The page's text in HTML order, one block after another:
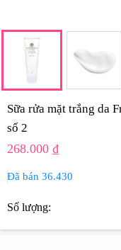
Sữa rửa mặt trắng da
số 2
268.000 ₫
Đã bán 36.430
Số lượng: